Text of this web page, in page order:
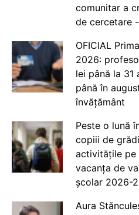
comunitar a
de cercetare
OFICIAL
2026:
lei până la
până în
învățământ
Peste o lună
copiii de
activitățile pe
vacanța de
școlar 2026-
Aura